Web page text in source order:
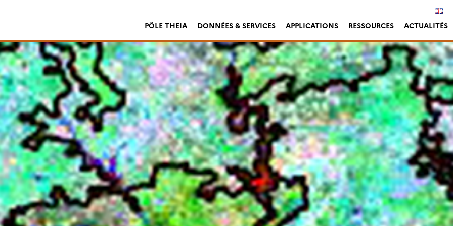
PÔLE THEIA DONNÉES & SERVICES APPLICATIONS RESSOURCES ACTUALITÉS